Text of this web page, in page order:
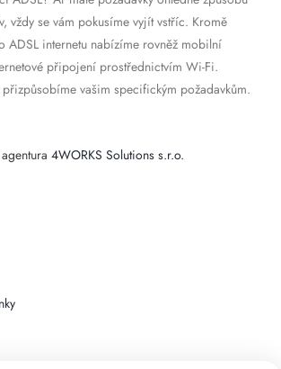
vždy se vám pokusíme vyjít vstříc. Kromě
ADSL internetu nabízíme rovněž mobilní
připojení prostřednictvím Wi-Fi.
vašim specifickým požadavkům.
4WORKS Solutions s.r.o.